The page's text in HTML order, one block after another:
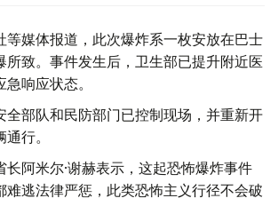
等媒体报道，此次爆炸系一枚安放在巴士
所致。事件发生后，卫生部已提升附近医
响应状态。
全部队和民防部门已控制现场，并重新开
行。
长阿米尔·谢赫表示，这起恐怖爆炸事件
难逃法律严惩，此类恐怖主义行径不会破